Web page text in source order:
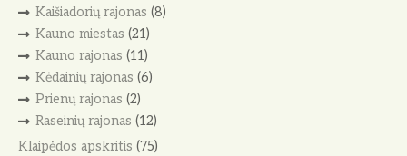
Kaišiadorių rajonas (8)
Kauno miestas (21)
Kauno rajonas (11)
Kėdainių rajonas (6)
Prienų rajonas (2)
Raseinių rajonas (12)
Klaipėdos apskritis (75)